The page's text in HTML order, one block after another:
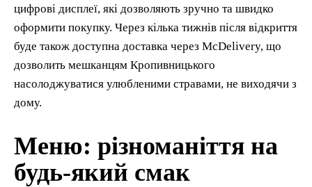
цифрові дисплеї, які дозволяють зручно та швидко
оформити покупку. Через кілька тижнів після відкриття
буде також доступна доставка через McDelivery, що
дозволить мешканцям Кропивницького
насолоджуватися улюбленими стравами, не виходячи з
дому.
Меню: різноманіття на
будь-який смак